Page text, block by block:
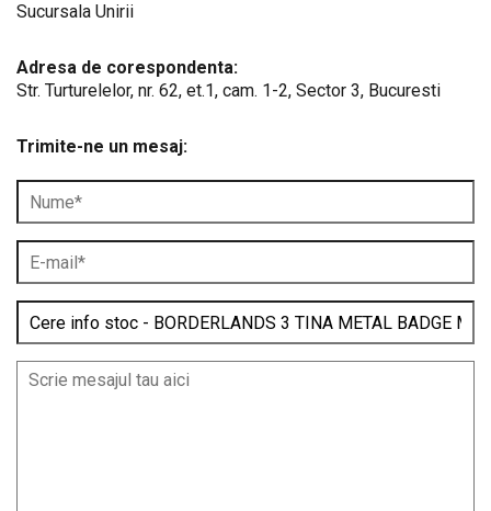
Sucursala Unirii
Adresa de corespondenta:
Str. Turturelelor, nr. 62, et.1, cam. 1-2, Sector 3, Bucuresti
Trimite-ne un mesaj: